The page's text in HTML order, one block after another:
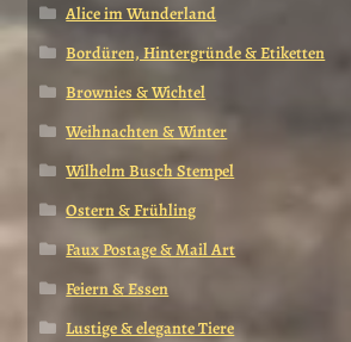
Alice im Wunderland
Bordüren, Hintergründe & Etiketten
Brownies & Wichtel
Weihnachten & Winter
Wilhelm Busch Stempel
Ostern & Frühling
Faux Postage & Mail Art
Feiern & Essen
Lustige & elegante Tiere